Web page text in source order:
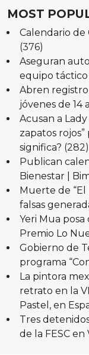
MOST
Calendario de
(376)
Aseguran
equipo táctico
Abren registro
jóvenes de 14
Acusan a
zapatos
significa? (282)
Publican
Bienestar |
Muerte de “El
falsas
Yeri Mua
Premio Lo
Gobierno de
programa
La pintora
retrato en la
Pastel, en
Tres
de la FESC en